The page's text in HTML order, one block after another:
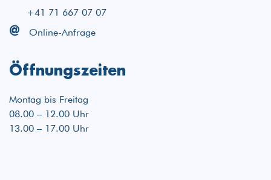
+41 71 667 07 07
@ Online-Anfrage
Öffnungszeiten
Montag bis Freitag
08.00 – 12.00 Uhr
13.00 – 17.00 Uhr